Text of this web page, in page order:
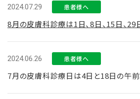
2024.07.29 患者様へ
8月の皮膚科診療は1日、8日、15日、29
2024.06.26 患者様へ
7月の皮膚科診療日は4日と18日の午前